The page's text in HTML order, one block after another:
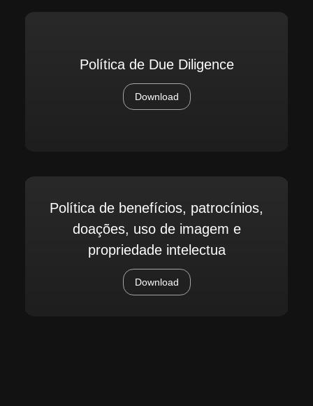
Política de Due Diligence
Download
Política de benefícios, patrocínios,
doações, uso de imagem e
propriedade intelectua
Download